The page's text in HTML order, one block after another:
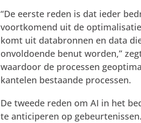
“De eerste reden is dat ieder
voortkomend uit de
komt uit databronnen en data
onvoldoende benut worden,”
waardoor de processen
kantelen bestaande processen.
De tweede reden om AI in het
te anticiperen op